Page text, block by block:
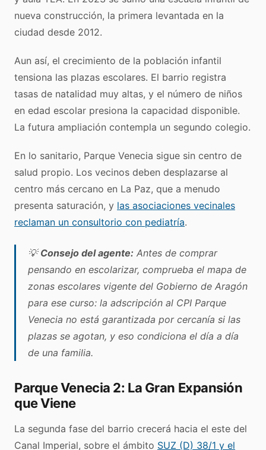
nueva construcción, la primera levantada en la
ciudad desde 2012.
Aun así, el crecimiento de la población infantil
tensiona las plazas escolares. El barrio registra
tasas de natalidad muy altas, y el número de niños
en edad escolar presiona la capacidad disponible.
La futura ampliación contempla un segundo colegio.
En lo sanitario, Parque Venecia sigue sin centro de
salud propio. Los vecinos deben desplazarse al
centro más cercano en La Paz, que a menudo
presenta saturación, y las asociaciones vecinales
reclaman un consultorio con pediatría.
💡 Consejo del agente: Antes de comprar
pensando en escolarizar, comprueba el mapa de
zonas escolares vigente del Gobierno de Aragón
para ese curso: la adscripción al CPI Parque
Venecia no está garantizada por cercanía si las
plazas se agotan, y eso condiciona el día a día
de una familia.
Parque Venecia 2: La Gran Expansión
que Viene
La segunda fase del barrio crecerá hacia el este del
Canal Imperial, sobre el ámbito SUZ (D) 38/1 y el